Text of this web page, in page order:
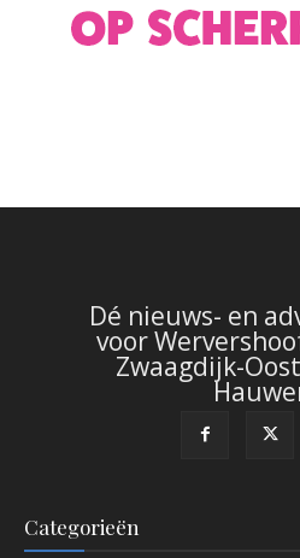
Dé nieuws- en
voor
Zwaagdijk-
Categorieën